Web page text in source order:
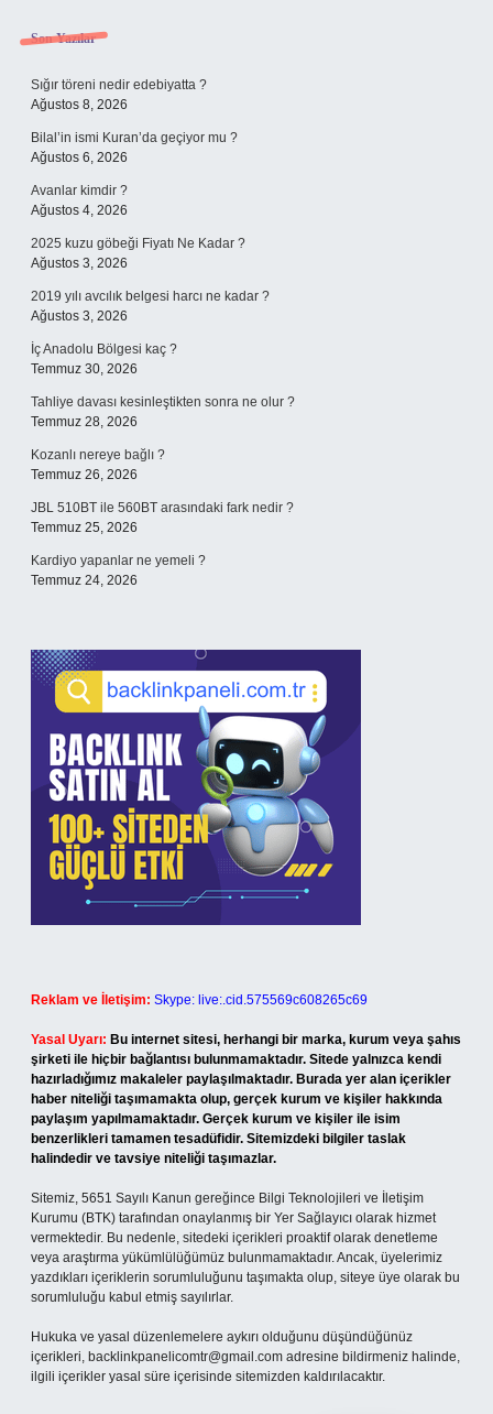
Sidebar
Son Yazılar
Sığır töreni nedir edebiyatta ?
Ağustos 8, 2026
Bilal’in ismi Kuran’da geçiyor mu ?
Ağustos 6, 2026
Avanlar kimdir ?
Ağustos 4, 2026
2025 kuzu göbeği Fiyatı Ne Kadar ?
Ağustos 3, 2026
2019 yılı avcılık belgesi harcı ne kadar ?
Ağustos 3, 2026
İç Anadolu Bölgesi kaç ?
Temmuz 30, 2026
Tahliye davası kesinleştikten sonra ne olur ?
Temmuz 28, 2026
Kozanlı nereye bağlı ?
Temmuz 26, 2026
JBL 510BT ile 560BT arasındaki fark nedir ?
Temmuz 25, 2026
Kardiyo yapanlar ne yemeli ?
Temmuz 24, 2026
Reklam ve İletişim: Skype: live:.cid.575569c608265c69
Yasal Uyarı: Bu internet sitesi, herhangi bir marka, kurum veya şahıs
şirketi ile hiçbir bağlantısı bulunmamaktadır. Sitede yalnızca kendi
hazırladığımız makaleler paylaşılmaktadır. Burada yer alan içerikler
haber niteliği taşımamakta olup, gerçek kurum ve kişiler hakkında
paylaşım yapılmamaktadır. Gerçek kurum ve kişiler ile isim
benzerlikleri tamamen tesadüfidir. Sitemizdeki bilgiler taslak
halindedir ve tavsiye niteliği taşımazlar.
Sitemiz, 5651 Sayılı Kanun gereğince Bilgi Teknolojileri ve İletişim
Kurumu (BTK) tarafından onaylanmış bir Yer Sağlayıcı olarak hizmet
vermektedir. Bu nedenle, sitedeki içerikleri proaktif olarak denetleme
veya araştırma yükümlülüğümüz bulunmamaktadır. Ancak, üyelerimiz
yazdıkları içeriklerin sorumluluğunu taşımakta olup, siteye üye olarak bu
sorumluluğu kabul etmiş sayılırlar.
Hukuka ve yasal düzenlemelere aykırı olduğunu düşündüğünüz
içerikleri, backlinkpanelicomtr@gmail.com adresine bildirmeniz halinde,
ilgili içerikler yasal süre içerisinde sitemizden kaldırılacaktır.